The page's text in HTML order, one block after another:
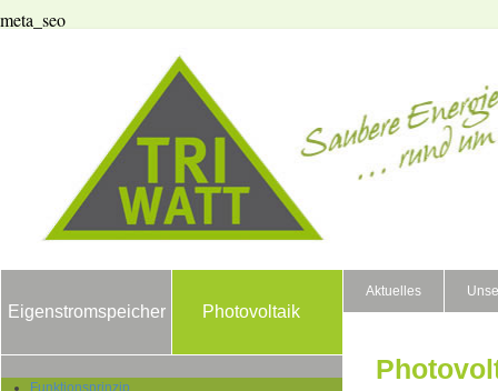
meta_seo
Eigenstromspeicher Photovoltaik
Aktuelles
Funktionsprinzip